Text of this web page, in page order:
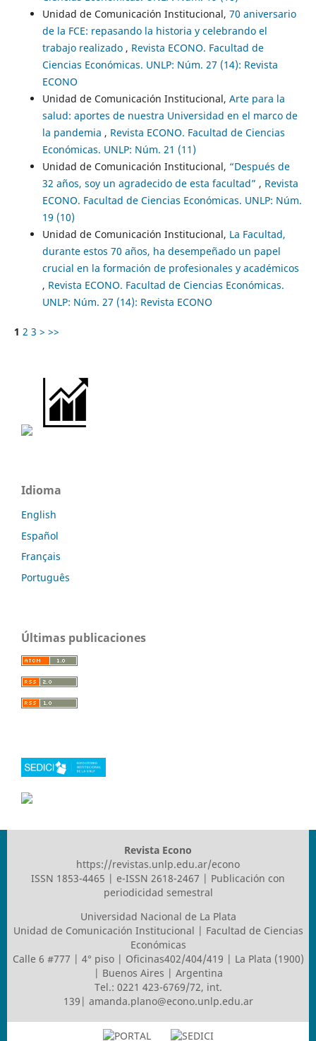
Unidad de Comunicación Institucional, 70 aniversario
de la FCE: repasando la historia y celebrando el
trabajo realizado , Revista ECONO. Facultad de
Ciencias Económicas. UNLP: Núm. 27 (14): Revista
ECONO
Unidad de Comunicación Institucional, Arte para la
salud: aportes de nuestra Universidad en el marco de
la pandemia , Revista ECONO. Facultad de Ciencias
Económicas. UNLP: Núm. 21 (11)
Unidad de Comunicación Institucional, “Después de
32 años, soy un agradecido de esta facultad” , Revista
ECONO. Facultad de Ciencias Económicas. UNLP: Núm.
19 (10)
Unidad de Comunicación Institucional, La Facultad,
durante estos 70 años, ha desempeñado un papel
crucial en la formación de profesionales y académicos
, Revista ECONO. Facultad de Ciencias Económicas.
UNLP: Núm. 27 (14): Revista ECONO
1 2 3 > >>
Idioma
English
Español
Français
Português
Últimas publicaciones
Revista Econo
https://revistas.unlp.edu.ar/econo
ISSN 1853-4465 | e-ISSN 2618-2467 | Publicación con
periodicidad semestral
Universidad Nacional de La Plata
Unidad de Comunicación Institucional | Facultad de Ciencias
Económicas
Calle 6 #777 | 4° piso | Oficinas402/404/419 | La Plata (1900)
| Buenos Aires | Argentina
Tel.: 0221 423-6769/72, int.
139| amanda.plano@econo.unlp.edu.ar